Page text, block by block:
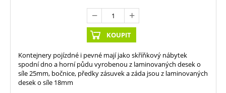
KOUPIT
Kontejnery pojízdné i pevné mají jako skříňkový nábytek
spodní dno a horní půdu vyrobenou z laminovaných desek o
síle 25mm, bočnice, předky zásuvek a záda jsou z laminovaných
desek o síle 18mm